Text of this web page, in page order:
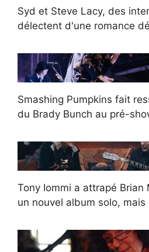
Syd et Steve Lacy, des
délectent d'une romance
Smashing Pumpkins fait
du Brady Bunch au pré-
Tony Iommi a attrapé Brian
un nouvel album solo,